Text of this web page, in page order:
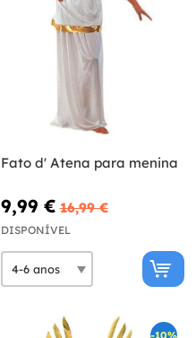
Fato d' Atena para menina
9,99 € 16,99 €
DISPONÍVEL
-10%